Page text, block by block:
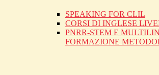
SPEAKING FOR CLIL
CORSI DI INGLESE
PNRR-STEM E
FORMAZIONE